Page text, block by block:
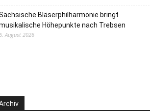
Bläserphilharmonie bringt
Höhepunkte nach Trebsen
August 2026